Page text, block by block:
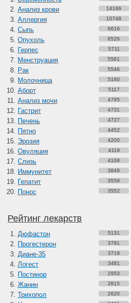
Анализ крови 14166
Аллергия 10748
Сыпь 6616
Опухоль 6526
Герпес 5711
Менструация 5561
Рак 5546
Молочница 5160
Аборт 5117
Анализ мочи 4795
Гастрит 4731
Печень 4727
Пятно 4452
Эрозия 4200
Овуляция 4119
Слизь 4108
Иммунитет 3849
Гепатит 3559
Понос 3552
Рейтинг лекарств
Дюфастон 5131
Прогестерон 3791
Диане-35 3719
Логест 3481
Постинор 2953
Жанин 2815
Трихопол 2620